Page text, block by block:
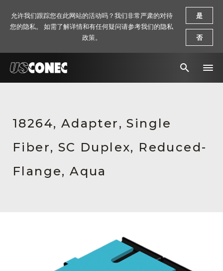
18264, Adapter, Single
Fiber, SC Duplex, Reduced-
Flange, Aqua
允许我们跟踪您在此网站的活动吗？我们非常严肃的对待
您的隐私。 如需了解详情和有任何疑问请参考我们的隐私
政策。
是
否